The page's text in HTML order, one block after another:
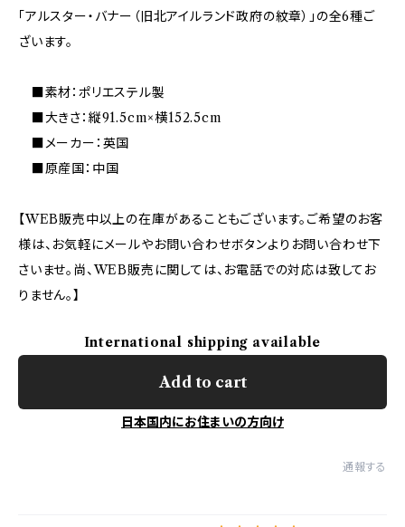
「アルスター・バナー（旧北アイルランド政府の紋章）」の全6種ご
ざいます。
■素材：ポリエステル製
■大きさ：縦91.5cm×横152.5cm
■メーカー：英国
■原産国：中国
【WEB販売中以上の在庫があることもございます。ご希望のお客
様は、お気軽にメールやお問い合わせボタンよりお問い合わせ下
さいませ。尚、WEB販売に関しては、お電話での対応は致してお
りません。】
International shipping available
Add to cart
日本国内にお住まいの方向け
通報する